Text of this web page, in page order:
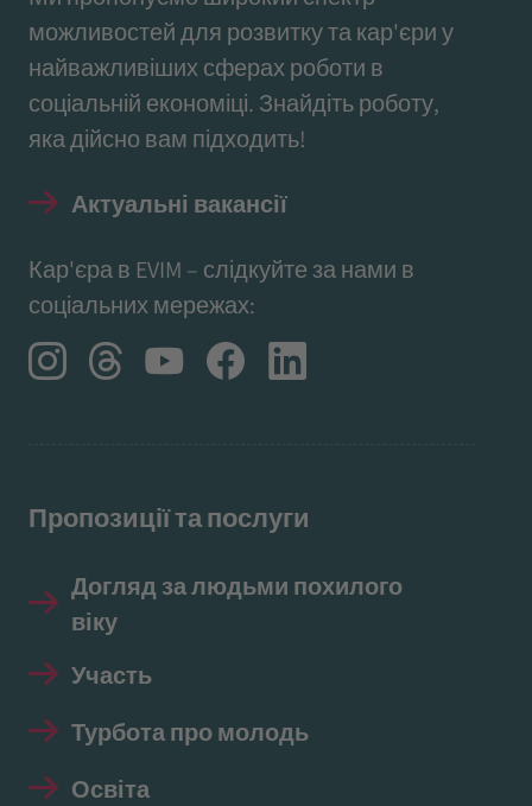
можливостей для розвитку та кар'єри у
найважливіших сферах роботи в
соціальній економіці. Знайдіть роботу,
яка дійсно вам підходить!
Актуальні вакансії
Кар'єра в EVIM – слідкуйте за нами в
соціальних мережах:
Пропозиції та послуги
Догляд за людьми похилого
віку
Участь
Турбота про молодь
Освіта